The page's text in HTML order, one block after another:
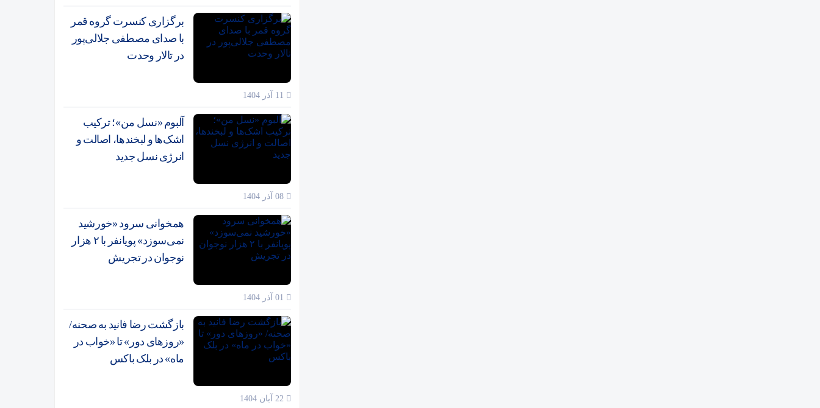
برگزاری کنسرت گروه قمر
با صدای مصطفی جلالی‌پور
در تالار وحدت
آلبوم «نسل من»؛ ترکیب
اشک‌ها و لبخندها، اصالت و
انرژی نسل جدید
همخوانی سرود «خورشید
نمی‌سوزد» پویانفر با ۲ هزار
نوجوان در تجریش
بازگشت رضا فانید به صحنه/
«روزهای دور» تا «خواب در
ماه» در بلک باکس